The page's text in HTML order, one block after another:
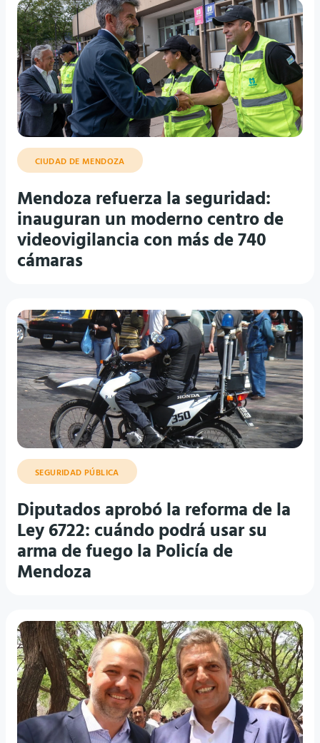
CIUDAD DE MENDOZA
Mendoza refuerza la seguridad:
inauguran un moderno centro de
videovigilancia con más de 740
cámaras
SEGURIDAD PÚBLICA
Diputados aprobó la reforma de la
Ley 6722: cuándo podrá usar su
arma de fuego la Policía de
Mendoza